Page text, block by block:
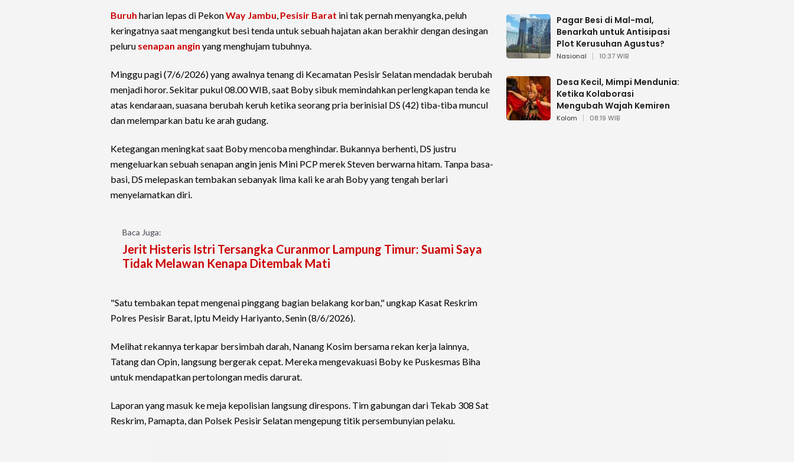
Buruh harian lepas di PekonWay Jambu, Pesisir Barat ini tak pernah menyangka, peluh
keringatnya saat mengangkut besi tenda untuk sebuah hajatan akan berakhir dengan desingan
peluru senapan angin yang menghujam tubuhnya.
Minggu pagi (7/6/2026) yang awalnya tenang di Kecamatan Pesisir Selatan mendadak berubah
menjadi horor. Sekitar pukul 08.00 WIB, saat Boby sibuk memindahkan perlengkapan tenda ke
atas kendaraan, suasana berubah keruh ketika seorang pria berinisial DS (42) tiba-tiba muncul
dan melemparkan batu ke arah gudang.
Ketegangan meningkat saat Boby mencoba menghindar. Bukannya berhenti, DS justru
mengeluarkan sebuah senapan angin jenis Mini PCP merek Steven berwarna hitam. Tanpa basa-
basi, DS melepaskan tembakan sebanyak lima kali ke arah Boby yang tengah berlari
menyelamatkan diri.
Baca Juga:
Jerit Histeris Istri Tersangka Curanmor Lampung Timur: Suami Saya
Tidak Melawan Kenapa Ditembak Mati
"Satu tembakan tepat mengenai pinggang bagian belakang korban," ungkap Kasat Reskrim
Polres Pesisir Barat, Iptu Meidy Hariyanto, Senin (8/6/2026).
Melihat rekannya terkapar bersimbah darah, Nanang Kosim bersama rekan kerja lainnya,
Tatang dan Opin, langsung bergerak cepat. Mereka mengevakuasi Boby ke Puskesmas Biha
untuk mendapatkan pertolongan medis darurat.
Laporan yang masuk ke meja kepolisian langsung direspons. Tim gabungan dari Tekab 308 Sat
Reskrim, Pamapta, dan Polsek Pesisir Selatan mengepung titik persembunyian pelaku.
Pagar Besi di Mal-mal,
Benarkah untuk Antisipasi
Plot Kerusuhan Agustus?
Nasional 10:37 WIB
Desa Kecil, Mimpi Mendunia:
Ketika Kolaborasi
Mengubah Wajah Kemiren
Kolom 08:19 WIB